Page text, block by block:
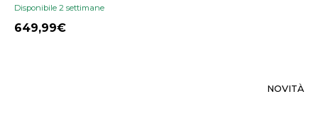
Disponibile 2 settimane
649,99
NOVITÀ